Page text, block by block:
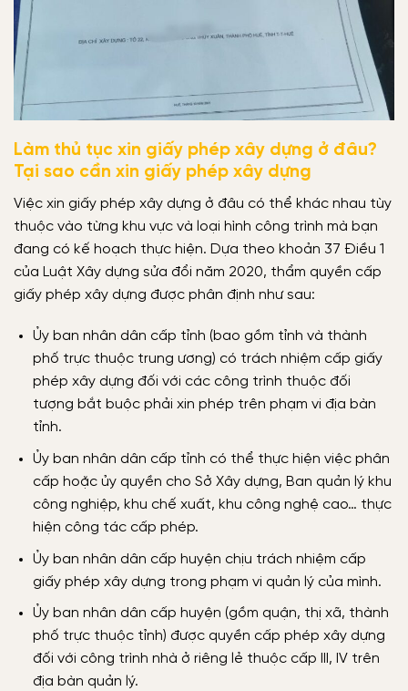
Làm thủ tục xin giấy phép xây dựng ở đâu?
Tại sao cần xin giấy phép xây dựng
Việc xin giấy phép xây dựng ở đâu có thể khác nhau tùy
thuộc vào từng khu vực và loại hình công trình mà bạn
đang có kế hoạch thực hiện. Dựa theo khoản 37 Điều 1
của Luật Xây dựng sửa đổi năm 2020, thẩm quyền cấp
giấy phép xây dựng được phân định như sau:
Ủy ban nhân dân cấp tỉnh (bao gồm tỉnh và thành
phố trực thuộc trung ương) có trách nhiệm cấp giấy
phép xây dựng đối với các công trình thuộc đối
tượng bắt buộc phải xin phép trên phạm vi địa bàn
tỉnh.
Ủy ban nhân dân cấp tỉnh có thể thực hiện việc phân
cấp hoặc ủy quyền cho Sở Xây dựng, Ban quản lý khu
công nghiệp, khu chế xuất, khu công nghệ cao… thực
hiện công tác cấp phép.
Ủy ban nhân dân cấp huyện chịu trách nhiệm cấp
giấy phép xây dựng trong phạm vi quản lý của mình.
Ủy ban nhân dân cấp huyện (gồm quận, thị xã, thành
phố trực thuộc tỉnh) được quyền cấp phép xây dựng
đối với công trình nhà ở riêng lẻ thuộc cấp III, IV trên
địa bàn quản lý.